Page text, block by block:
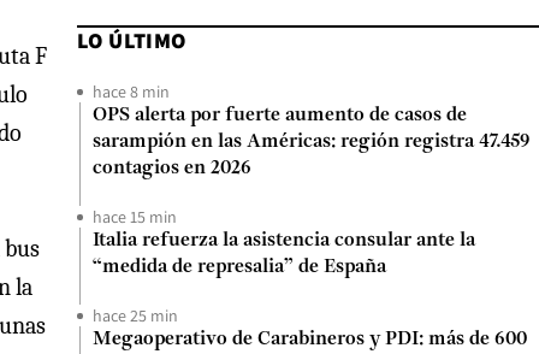
F
la
LO ÚLTIMO
hace 8 min
OPS alerta por fuerte aumento de casos de
sarampión en las Américas: región registra 47.459
contagios en 2026
hace 15 min
Italia refuerza la asistencia consular ante la
“medida de represalia” de España
hace 25 min
Megaoperativo de Carabineros y PDI: más de 600